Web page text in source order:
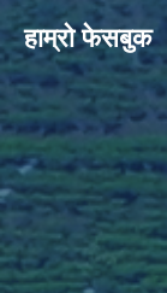
हाम्रो फेसबुक